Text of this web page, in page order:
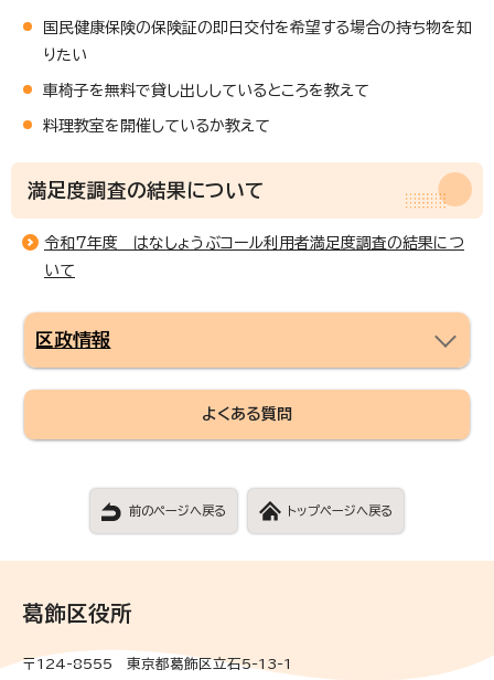
国民健康保険の保険証の即日交付を希望する場合の持ち物を知
りたい
車椅子を無料で貸し出ししているところを教えて
料理教室を開催しているか教えて
満足度調査の結果について
令和7年度 はなしょうぶコール利用者満足度調査の結果につ
いて
区政情報
よくある質問
前のページへ戻る トップページへ戻る
葛飾区役所
〒124-8555 東京都葛飾区立石5-13-1